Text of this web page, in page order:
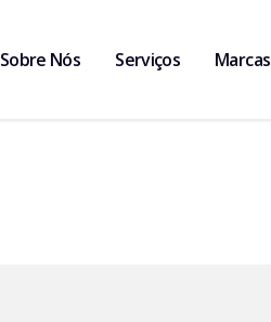
Sobre Nós Serviços Marcas